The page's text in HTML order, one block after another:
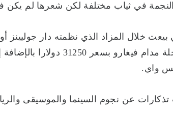
النجمة في ثياب مختلفة لكن شعرها لم
بيعت خلال المزاد الذي نظمته دار جوليينز
ليدي غاغا خلال تصوير غلاف
واي.
تذكارات عن نجوم السينما والموسيقى